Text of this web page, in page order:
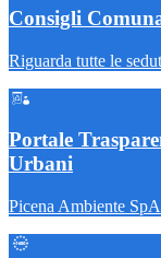
Consigli
Riguarda tutte le
Portale
Urbani
Picena Ambiente SpA